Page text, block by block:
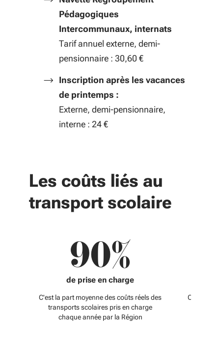
Pédagogiques
Intercommunaux, internats
Tarif annuel externe, demi-
pensionnaire : 30,60 €
Inscription après les vacances
de printemps :
Externe, demi-pensionnaire,
interne : 24 €
Les coûts liés au
transport scolaire
90%
de prise en charge
C'est la part moyenne des coûts réels des
transports scolaires pris en charge
chaque année par la Région
C'est le